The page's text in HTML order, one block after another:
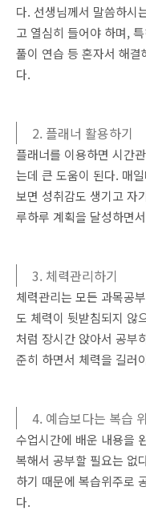
다. 선생님께서 말씀하시
고 열심히 들어야 하며,
풀이 연습 등 혼자서 해
다.
2. 플래너 활용하기
플래너를 이용하면 시간
는데 큰 도움이 된다. 매
보면 성취감도 생기고 자
루하루 계획을 달성하면
3. 체력관리하기
체력관리는 모든 과목공
도 체력이 뒷받침되지 않
처럼 장시간 앉아서 공부
준히 하면서 체력을 길러
4. 예습보다는 복습
수업시간에 배운 내용을
복해서 공부할 필요는 없
하기 때문에 복습위주로
다.